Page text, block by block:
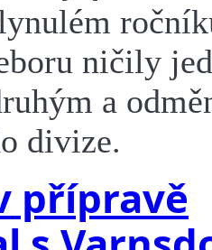
ničily
a
divize.
přípravě